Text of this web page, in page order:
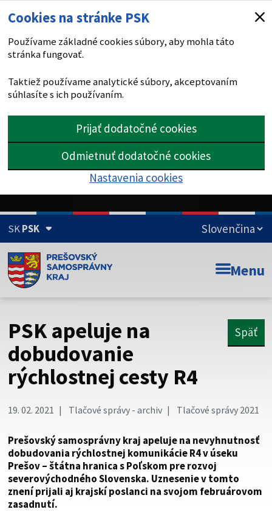
Cookies na stránke PSK
Používame základné cookies súbory, aby mohla táto
stránka fungovať.
Taktiež používame analytické súbory, akceptovaním
súhlasíte s ich používaním.
Prijať dodatočné cookies
Odmietnuť dodatočné cookies
Nastavenia cookies
SKPSK
Doména psk.sk je oficiálna
Toto je oficiálna webová stránka Prešovského
Táto stránka je zabezpečená
Buďte pozorní a vždy sa uistite, že zdieľate informácie iba
cez zabezpečenú webovú stránku. Zabezpečená stránka
Menu
PSK apeluje na
dobudovanie
rýchlostnej cesty R4
Späť
19. 02. 2021 Tlačové správy - archiv Tlačové správy 2021
Prešovský samosprávny kraj apeluje na nevyhnutnosť
dobudovania rýchlostnej komunikácie R4 v úseku
Prešov – štátna hranica s Poľskom pre rozvoj
severovýchodného Slovenska. Uznesenie v tomto
znení prijali aj krajskí poslanci na svojom februárovom
zasadnutí.